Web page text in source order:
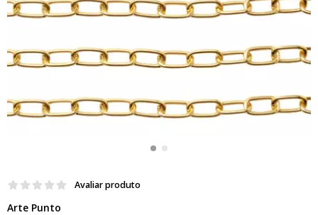
Avaliar produto
Arte Punto